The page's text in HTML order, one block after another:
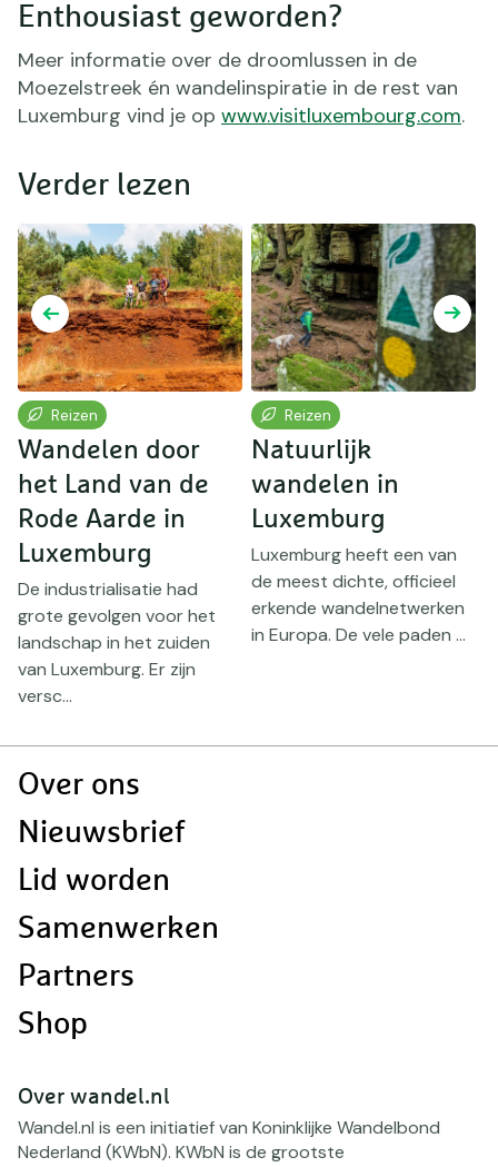
Enthousiast geworden?
Meer informatie over de droomlussen in de
Moezelstreek én wandelinspiratie in de rest van
Luxemburg vind je op www.visitluxembourg.com.
Verder lezen
Reizen
Wandelen door
het Land van de
Rode Aarde in
Luxemburg
De industrialisatie had
grote gevolgen voor het
landschap in het zuiden
van Luxemburg. Er zijn
versc...
Reizen
Natuurlijk
wandelen in
Luxemburg
Luxemburg heeft een van
de meest dichte, officieel
erkende wandelnetwerken
in Europa. De vele paden ...
Doormat
Over ons
Nieuwsbrief
Lid worden
Samenwerken
Partners
Shop
Over wandel.nl
Wandel.nl is een initiatief van Koninklijke Wandelbond
Nederland (KWbN). KWbN is de grootste